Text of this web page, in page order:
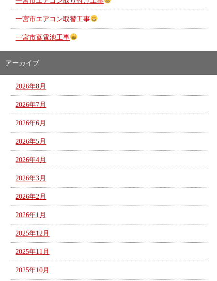
一宮市エアコン取替工事
一宮市蓄電池工事
アーカイブ
2026年8月
2026年7月
2026年6月
2026年5月
2026年4月
2026年3月
2026年2月
2026年1月
2025年12月
2025年11月
2025年10月